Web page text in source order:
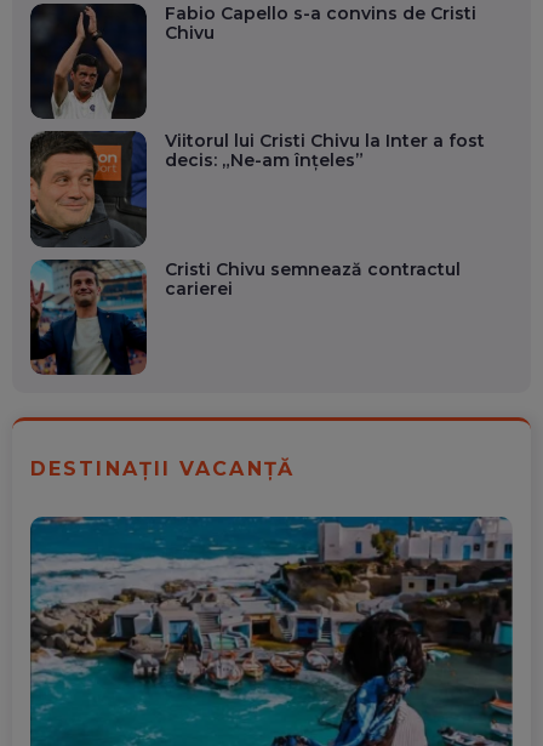
Fabio Capello s-a convins de Cristi
Chivu
Viitorul lui Cristi Chivu la Inter a fost
decis: „Ne-am înțeles”
Cristi Chivu semnează contractul
carierei
DESTINAȚII VACANȚĂ